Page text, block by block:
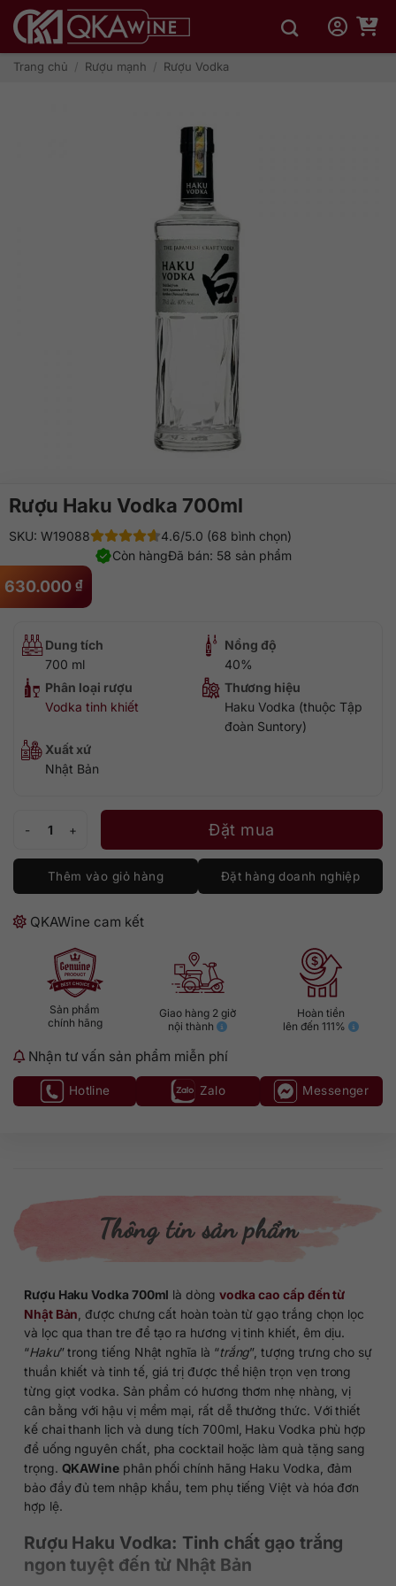
qua
dungTrang chủ / Rượu mạnh / Rượu Vodka
Rượu Haku Vodka 700ml
630.000 ₫
SKU: W19088
4.6/5.0 (68 bình chọn)
Đã bán: 58 sản phẩm
Còn hàng
Dung tích
700 ml
Nồng độ
40%
Phân loại rượu
Vodka tinh khiết
Thương hiệu
Haku Vodka (thuộc Tập
đoàn Suntory)
Xuất xứ
Nhật Bản
Đặt mua
Thêm vào giỏ hàng Đặt hàng doanh nghiệp
QKAWine cam kết
Sản phẩm
chính hãng
Giao hàng 2 giờ
nội thành
Hoàn tiền
lên đến 111%
Nhận tư vấn sản phẩm miễn phí
Hotline Zalo Messenger
Thông tin sản phẩm
Rượu Haku Vodka 700ml là dòng vodka cao cấp đến từ
Nhật Bản , được chưng cất hoàn toàn từ gạo trắng chọn lọc
và lọc qua than tre để tạo ra hương vị tinh khiết, êm dịu.
“Haku” trong tiếng Nhật nghĩa là “trắng”, tượng trưng cho sự
thuần khiết và tinh tế, giá trị được thể hiện trọn vẹn trong
từng giọt vodka. Sản phẩm có hương thơm nhẹ nhàng, vị
cân bằng với hậu vị mềm mại, rất dễ thưởng thức. Với thiết
kế chai thanh lịch và dung tích 700ml, Haku Vodka phù hợp
để uống nguyên chất, pha cocktail hoặc làm quà tặng sang
trọng. QKAWinephân phối chính hãng Haku Vodka, đảm
bảo đầy đủ tem nhập khẩu, tem phụ tiếng Việt và hóa đơn
hợp lệ.
Rượu Haku Vodka: Tinh chất gạo trắng
ngon tuyệt đến từ Nhật Bản